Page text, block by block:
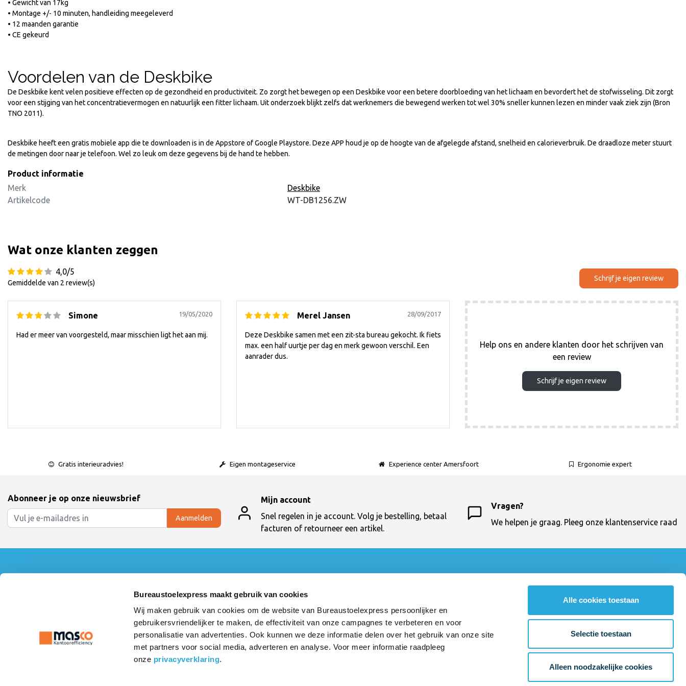
Bureaustoelexpress maakt gebruik van cookies
Wij maken gebruik van cookies om de website van Bureaustoelexpress persoonlijker en
gebruikersvriendelijker te maken, de effectiviteit van onze campagnes te verbeteren en voor
personalisatie van advertenties. Ook kunnen we deze informatie delen over het gebruik van onze site
met partners voor social media, adverteren en analyse. Voor meer informatie raadpleeg
onze privacyverklaring.
Alle cookies toestaan
Selectie toestaan
Alleen noodzakelijke cookies
• Gewicht van 17kg
• Montage +/- 10 minuten, handleiding meegeleverd
• 12 maanden garantie
• CE gekeurd
Voordelen van de Deskbike
De Deskbike kent velen positieve effecten op de gezondheid en productiviteit. Zo zorgt het bewegen op een Deskbike voor een betere doorbloeding van het lichaam en bevordert het de stofwisseling. Dit zorgt
voor een stijging van het concentratievermogen en natuurlijk een fitter lichaam. Uit onderzoek blijkt zelfs dat werknemers die bewegend werken tot wel 30% sneller kunnen lezen en minder vaak ziek zijn (Bron
TNO 2011).
Deskbike heeft een gratis mobiele app die te downloaden is in de Appstore of Google Playstore. Deze APP houd je op de hoogte van de afgelegde afstand, snelheid en calorieverbruik. De draadloze meter stuurt
de metingen door naar je telefoon. Wel zo leuk om deze gegevens bij de hand te hebben.
Product informatie
Merk
Deskbike
Artikelcode
WT-DB1256.ZW
Wat onze klanten zeggen
4,0/5
Gemiddelde van 2 review(s)
Schrijf je eigen review
Simone 19/05/2020
Had er meer van voorgesteld, maar misschien ligt het aan mij.
Merel Jansen 28/09/2017
Deze Deskbike samen met een zit-sta bureau gekocht. Ik fiets
max. een half uurtje per dag en merk gewoon verschil. Een
aanrader dus.
Help ons en andere klanten door het schrijven van
een review
Schrijf je eigen review
Gratis interieuradvies! Eigen montageservice Experience center Amersfoort Ergonomie expert
Abonneer je op onze nieuwsbrief
Aanmelden
Mijn account
Snel regelen in je account. Volg je bestelling, betaal
facturen of retourneer een artikel.
Vragen?
We helpen je graag. Pleeg onze klantenservice raad
Linkpartners
Betaalmethoden
Inloggen
Mijn verlanglijst
Vergelijk producten
Vergaderen
Ontvangst
Kasten
Werkstoelen
033 - 460 64 10
klantenservice@bureaustoelexpress.nl
3812 RN Amersfoort
BTW-number: NL804037589.B01